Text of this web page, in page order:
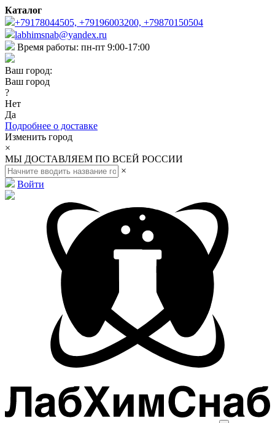
Каталог
+79178044505, +79196003200, +79870150504
labhimsnab@yandex.ru
Время работы: пн-пт 9:00-17:00
Ваш город:
Ваш город
?
Нет
Да
Подробнее о доставке
Изменить город
×
МЫ ДОСТАВЛЯЕМ ПО ВСЕЙ РОССИИ
×
Войти